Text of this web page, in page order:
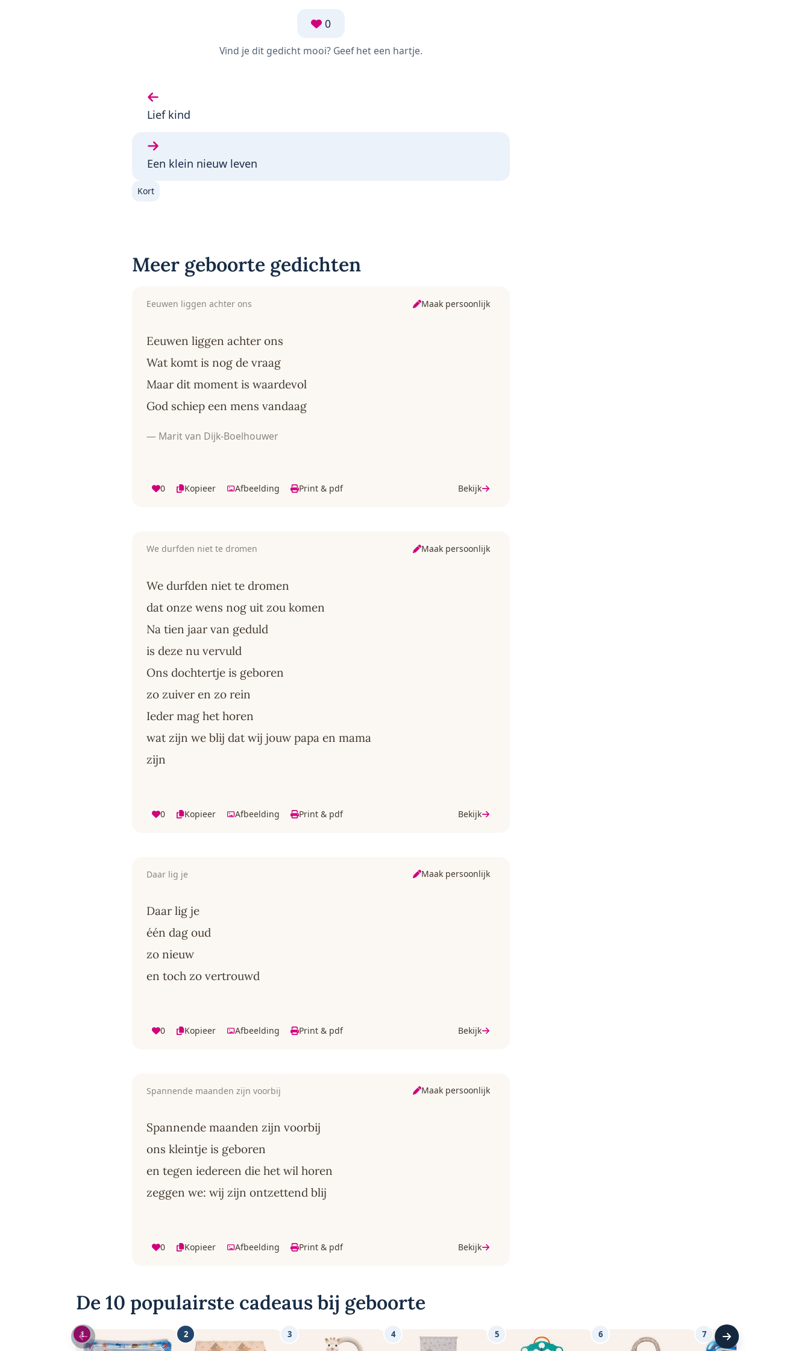
0
Vind je dit gedicht mooi? Geef het een hartje.
Vorige gedicht:
Lief kind
Volgende gedicht:
Een klein nieuw leven
Kort
Meer geboorte gedichten
Eeuwen liggen achter ons Maak persoonlijk
Eeuwen liggen achter ons
Wat komt is nog de vraag
Maar dit moment is waardevol
God schiep een mens vandaag
— Marit van Dijk-Boelhouwer
0 Kopieer Afbeelding Print & pdf Bekijk
We durfden niet te dromen Maak persoonlijk
We durfden niet te dromen
dat onze wens nog uit zou komen
Na tien jaar van geduld
is deze nu vervuld
Ons dochtertje is geboren
zo zuiver en zo rein
Ieder mag het horen
wat zijn we blij dat wij jouw papa en mama
zijn
0 Kopieer Afbeelding Print & pdf Bekijk
Daar lig je Maak persoonlijk
Daar lig je
één dag oud
zo nieuw
en toch zo vertrouwd
0 Kopieer Afbeelding Print & pdf Bekijk
Spannende maanden zijn voorbij Maak persoonlijk
Spannende maanden zijn voorbij
ons kleintje is geboren
en tegen iedereen die het wil horen
zeggen we: wij zijn ontzettend blij
0 Kopieer Afbeelding Print & pdf Bekijk
De 10 populairste cadeaus bij geboorte
1 2 3 4 5 6 7